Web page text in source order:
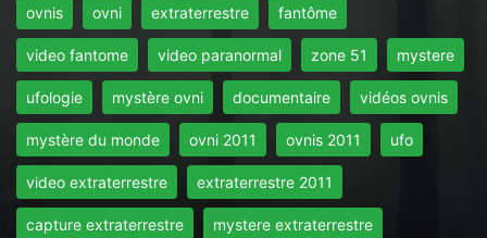
ovnis ovni extraterrestre fantôme
video fantome video paranormal zone 51 mystere
ufologie mystère ovni documentaire vidéos ovnis
mystère du monde ovni 2011 ovnis 2011 ufo
video extraterrestre extraterrestre 2011
capture extraterrestre mystere extraterrestre